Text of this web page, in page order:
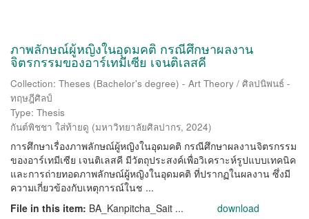
ภาพลักษณ์ผู้หญิงในอุดมคติ กรณีศึกษาผลงาน
จิตรกรรมของอาร์เทมีเซีย เจนติเลสคี
Collection: Theses (Bachelor's degree) - Art Theory / ศิลปนิพนธ์ -
ทฤษฎีศิลป์
Type: Thesis
กันต์พิชชา ใส่ท้ายดู (มหาวิทยาลัยศิลปากร, 2024)
การศึกษาเรื่องภาพลักษณ์ผู้หญิงในอุดมคติ กรณีศึกษาผลงานจิตรกรรม
ของอาร์เทมีเซีย เจนติเลสคี มีวัตถุประสงค์เพื่อวิเคราะห์รูปแบบเทคนิค
และการถ่ายทอดภาพลักษณ์ผู้หญิงในอุดมคติ ที่ปรากฏในผลงาน ซึ่งมี
ความเกี่ยวข้องกับเหตุการณ์ในช ...
File in this item: BA_Kanpitcha_Sait ... download